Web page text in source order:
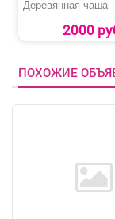
Деревянная чаша
2000
ПОХОЖИЕ